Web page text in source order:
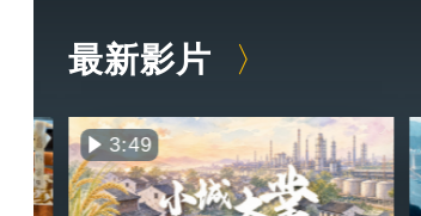
最新影片
3:49